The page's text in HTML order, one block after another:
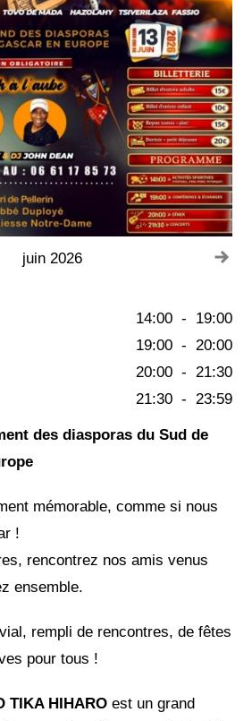
juin 2026
14:00 -
19:00
19:00 - 20:00
20:00 - 21:30
21:30 - 23:59
des diasporas du Sud de
mémorable, comme si nous
!
rencontrez nos amis venus
ensemble.
rempli de rencontres, de fêtes
pour tous !
TIKA HIHARO est un grand